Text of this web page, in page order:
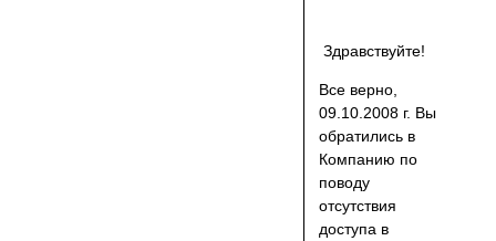
Здравствуйте!
Все верно,
09.10.2008 г. Вы
обратились в
Компанию по
поводу
отсутствия
доступа в